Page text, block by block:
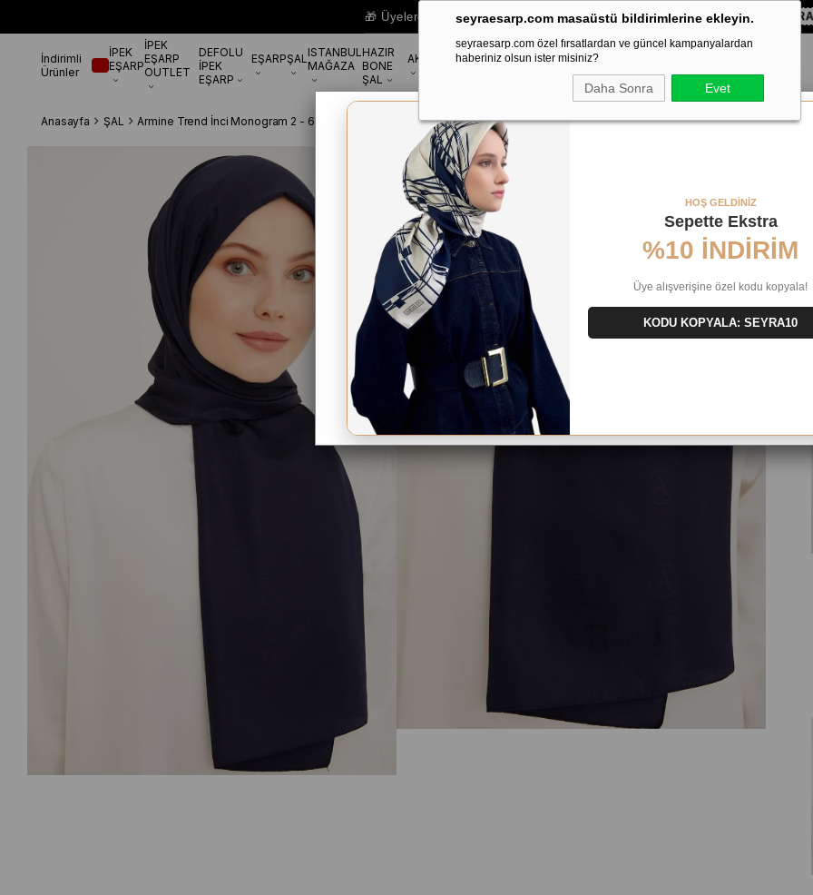
seyraesarp.com masaüstü bildirimlerine ekleyin.
seyraesarp.com özel fırsatlardan ve güncel kampanyalardan
haberiniz olsun ister misiniz?
Daha Sonra Evet
🎁 Üyelere Özel Sepette%10 EKSTRA İNDİRİM HEDİYE ÇEKİ! KOD:
İndirimli
Ürünler
İPEK
EŞARP
İPEK
EŞARP
OUTLET
DEFOLU
İPEK
EŞARP
EŞARPŞALISTANBUL
MAĞAZA
HAZIR
BONE
ŞAL
AKSESUARMARKALAR
Anasayfa ŞAL Armine Trend İnci Monogram 2 - 60 Siyah
HOŞ GELDİNİZ
Sepette Ekstra
%10 İNDİRİM
Üye alışverişine özel kodu kopyala!
KODU KOPYALA: SEYRA10